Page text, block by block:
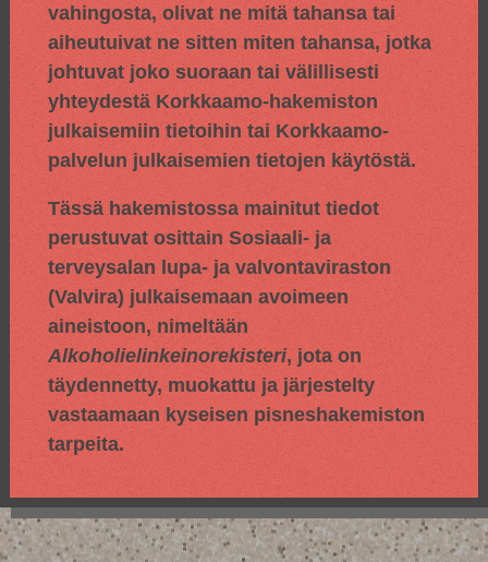
vahingosta, olivat ne mitä tahansa tai
aiheutuivat ne sitten miten tahansa, jotka
johtuvat joko suoraan tai välillisesti
yhteydestä Korkkaamo-hakemiston
julkaisemiin tietoihin tai Korkkaamo-
palvelun julkaisemien tietojen käytöstä.
Tässä hakemistossa mainitut tiedot
perustuvat osittain Sosiaali- ja
terveysalan lupa- ja valvontaviraston
(Valvira) julkaisemaan avoimeen
aineistoon, nimeltään
Alkoholielinkeinorekisteri, jota on
täydennetty, muokattu ja järjestelty
vastaamaan kyseisen pisneshakemiston
tarpeita.